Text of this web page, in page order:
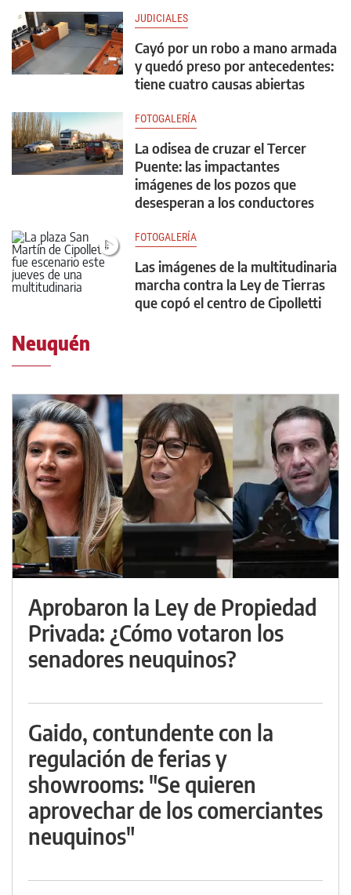
JUDICIALES
Cayó por un robo a mano armada
y quedó preso por antecedentes:
tiene cuatro causas abiertas
FOTOGALERÍA
La odisea de cruzar el Tercer
Puente: las impactantes
imágenes de los pozos que
desesperan a los conductores
FOTOGALERÍA
Las imágenes de la multitudinaria
marcha contra la Ley de Tierras
que copó el centro de Cipolletti
Neuquén
Aprobaron la Ley de Propiedad
Privada: ¿Cómo votaron los
senadores neuquinos?
Gaido, contundente con la
regulación de ferias y
showrooms: "Se quieren
aprovechar de los comerciantes
neuquinos"